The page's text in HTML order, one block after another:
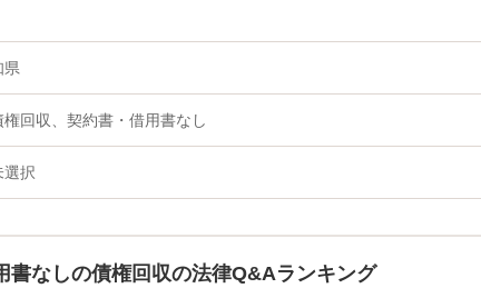
県
権回収、契約書・借用書なし
選択
書なしの債権回収の法律Q&Aランキング